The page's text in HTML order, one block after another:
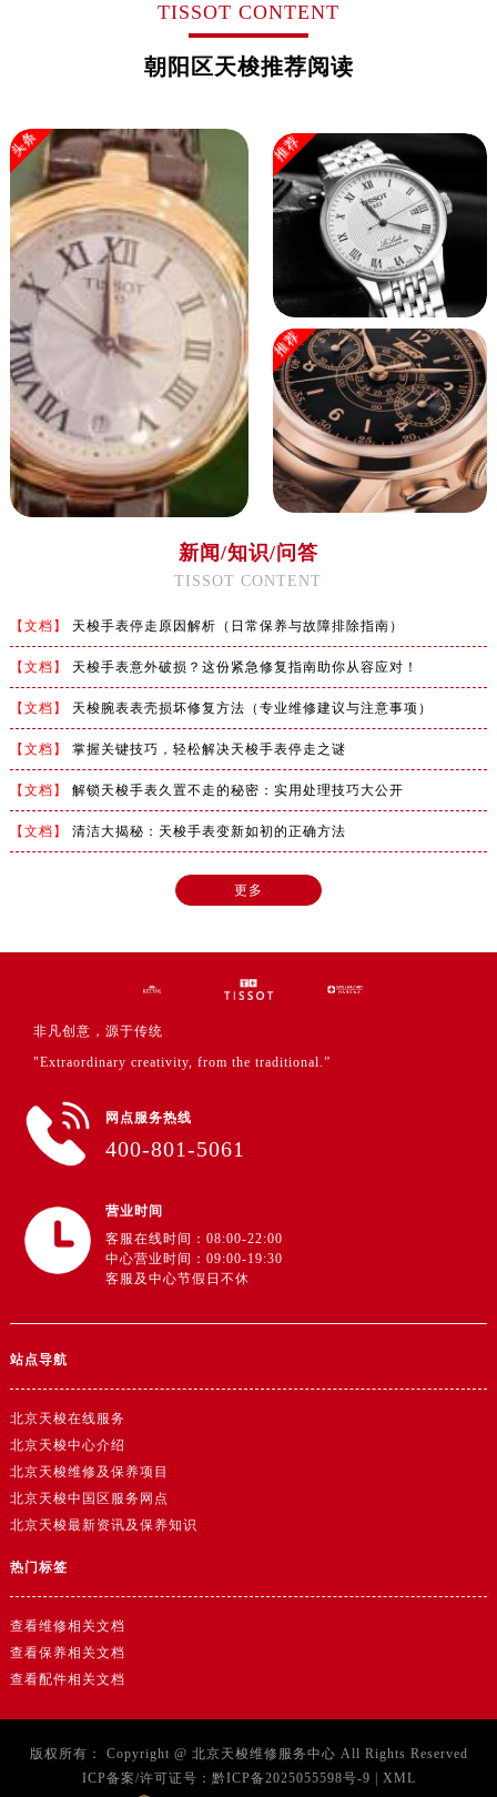
TISSOT CONTENT
朝阳区天梭推荐阅读
头条 推荐
推荐
新闻/知识/问答
TISSOT CONTENT
【文档】 天梭手表停走原因解析（日常保养与故障排除指南）
【文档】 天梭手表意外破损？这份紧急修复指南助你从容应对！
【文档】 天梭腕表表壳损坏修复方法（专业维修建议与注意事项）
【文档】 掌握关键技巧，轻松解决天梭手表停走之谜
【文档】 解锁天梭手表久置不走的秘密：实用处理技巧大公开
【文档】 清洁大揭秘：天梭手表变新如初的正确方法
更多
非凡创意，源于传统
"Extraordinary creativity, from the traditional.”
网点服务热线
400-801-5061
营业时间
客服在线时间：08:00-22:00
中心营业时间：09:00-19:30
客服及中心节假日不休
站点导航
北京天梭在线服务
北京天梭中心介绍
北京天梭维修及保养项目
北京天梭中国区服务网点
北京天梭最新资讯及保养知识
热门标签
查看维修相关文档
查看保养相关文档
查看配件相关文档
版权所有： Copyright @ 北京天梭维修服务中心 All Rights Reserved
ICP备案/许可证号： 黔ICP备2025055598号-9 | XML